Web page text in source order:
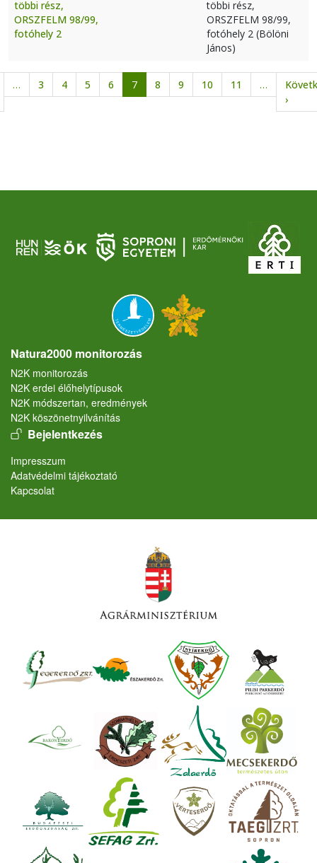
többi rész,
ORSZFELM 98/99,
fotóhely 2
többi rész,
ORSZFELM 98/99,
fotóhely 2 (Bölöni
János)
Oldalszámozás
oldal
… 3 4 5 6 7 8 9 10 11 …
›
Natura2000 monitorozás
N2K monitorozás
N2K erdei élőhelytípusok
N2K módszertan, eredmények
N2K köszönetnyilvánítás
User account menu
Bejelentkezés
Lábléc
Impresszum
Adatvédelmi tájékoztató
Kapcsolat